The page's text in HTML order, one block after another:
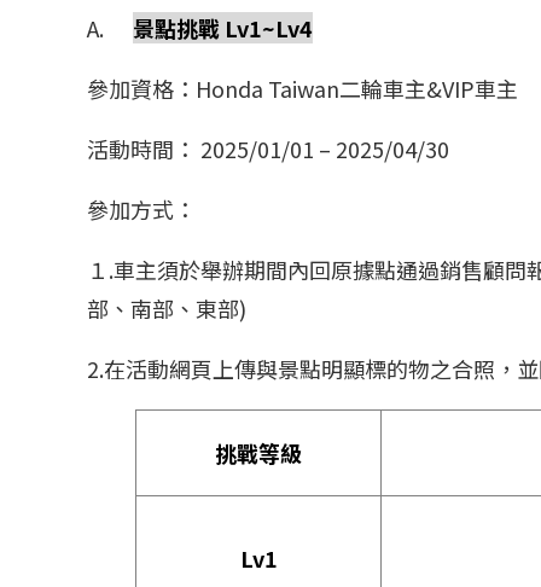
A. 景點挑戰 Lv1~Lv4
參加資格：Honda Taiwan二輪車主&VIP車主
活動時間： 2025/01/01 – 2025/04/30
參加方式：
１.車主須於舉辦期間內回原據點通過銷售顧
部、南部、東部)
2.在活動網頁上傳與景點明顯標的物之合照，
挑戰等級
Lv1